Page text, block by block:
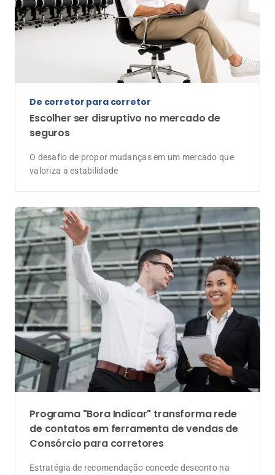
De corretor para corretor
Escolher ser disruptivo no mercado de
seguros
O desafio de propor mudanças em um mercado que
valoriza a estabilidade
Programa "Bora Indicar" transforma rede
de contatos em ferramenta de vendas de
Consórcio para corretores
Estratégia de recomendação concede desconto na